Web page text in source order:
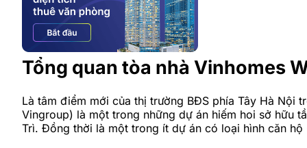
Tổng quan tòa nhà Vinhomes
Là tâm điểm mới của thị trường BĐS phía Tây Hà Nội
Vingroup) là một trong những dự án hiếm hoi sở hữu
Trì. Đồng thời là một trong ít dự án có loại hình căn